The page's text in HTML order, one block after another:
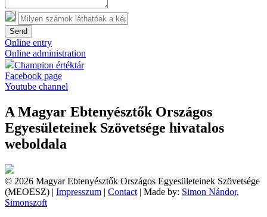
Send
Online entry
Online administration
Champion értéktár
Facebook page
Youtube channel
A Magyar Ebtenyésztők Országos
Egyesületeinek Szövetsége hivatalos
weboldala
© 2026 Magyar Ebtenyésztők Országos Egyesületeinek Szövetsége
(MEOESZ) | Impresszum | Contact | Made by: Simon Nándor,
Simonszoft